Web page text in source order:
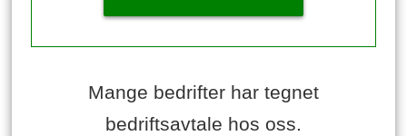
Mange bedrifter har tegnet
bedriftsavtale hos oss.